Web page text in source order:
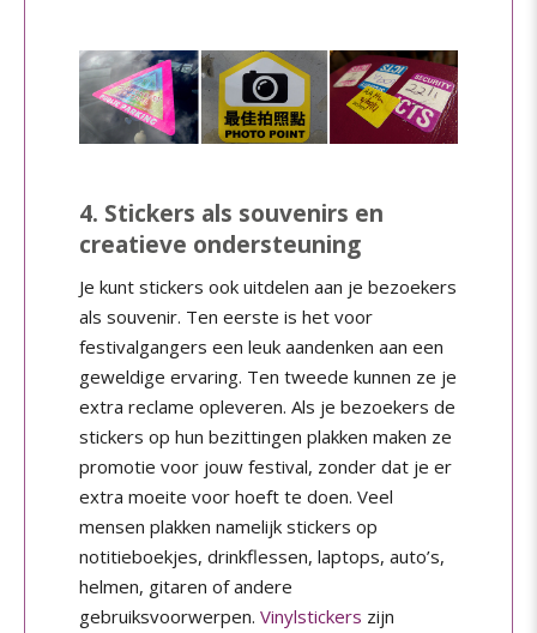
4. Stickers als souvenirs en
creatieve ondersteuning
Je kunt stickers ook uitdelen aan je bezoekers
als souvenir. Ten eerste is het voor
festivalgangers een leuk aandenken aan een
geweldige ervaring. Ten tweede kunnen ze je
extra reclame opleveren. Als je bezoekers de
stickers op hun bezittingen plakken maken ze
promotie voor jouw festival, zonder dat je er
extra moeite voor hoeft te doen. Veel
mensen plakken namelijk stickers op
notitieboekjes, drinkflessen, laptops, auto’s,
helmen, gitaren of andere
gebruiksvoorwerpen. Vinylstickers zijn